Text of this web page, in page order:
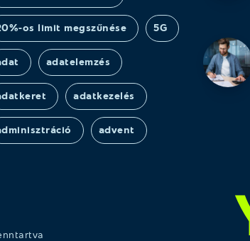
os limit megszűnése 5G
adatelemzés
adatkezelés
advent